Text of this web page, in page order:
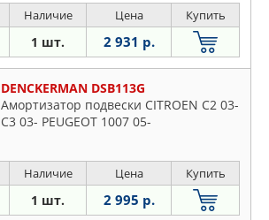
Наличие Цена Купить
1 шт. 2 931 р.
DENCKERMAN DSB113G
Амортизатор подвески CITROEN C2 03-
C3 03- PEUGEOT 1007 05-
Наличие Цена Купить
1 шт. 2 995 р.